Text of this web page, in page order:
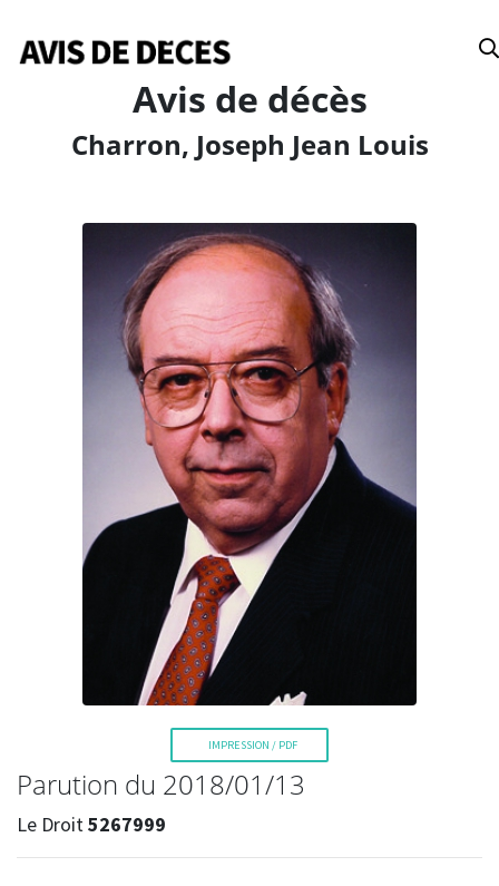
Avis de décès
Anniversaires
Remerciements
Le Soleil
Le Droit
La Tribune
Le Nouvelliste
Le Quotidien
La Voix de l'Est
RECHERCHER
Avis de décès
Charron, Joseph Jean Louis
IMPRESSION / PDF
Parution du 2018/01/13
Le Droit5267999